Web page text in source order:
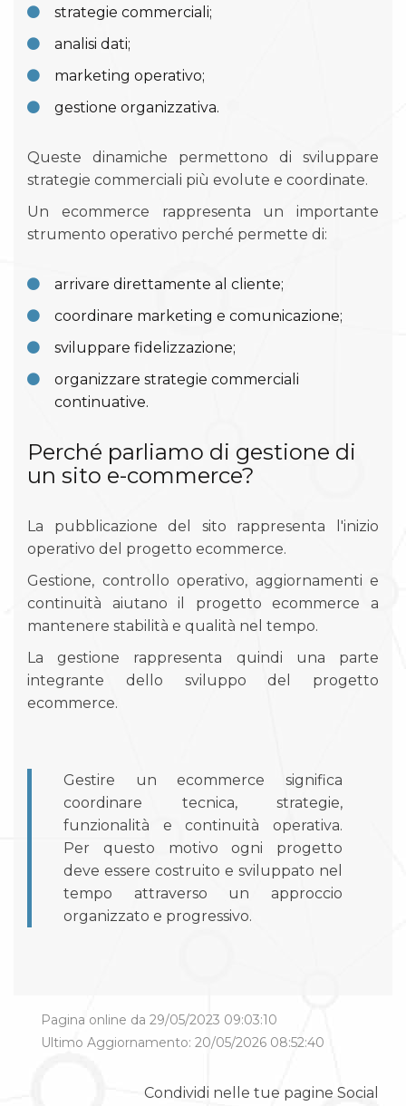
strategie commerciali;
analisi dati;
marketing operativo;
gestione organizzativa.
Queste dinamiche permettono di sviluppare
strategie commerciali più evolute e coordinate.
Un ecommerce rappresenta un importante
strumento operativo perché permette di:
arrivare direttamente al cliente;
coordinare marketing e comunicazione;
sviluppare fidelizzazione;
organizzare strategie commerciali
continuative.
Perché parliamo di gestione di
un sito e-commerce?
La pubblicazione del sito rappresenta l'inizio
operativo del progetto ecommerce.
Gestione, controllo operativo, aggiornamenti e
continuità aiutano il progetto ecommerce a
mantenere stabilità e qualità nel tempo.
La gestione rappresenta quindi una parte
integrante dello sviluppo del progetto
ecommerce.
Gestire un ecommerce significa
coordinare tecnica, strategie,
funzionalità e continuità operativa.
Per questo motivo ogni progetto
deve essere costruito e sviluppato nel
tempo attraverso un approccio
organizzato e progressivo.
Pagina online da 29/05/2023 09:03:10
Ultimo Aggiornamento: 20/05/2026 08:52:40
Condividi nelle tue pagine Social